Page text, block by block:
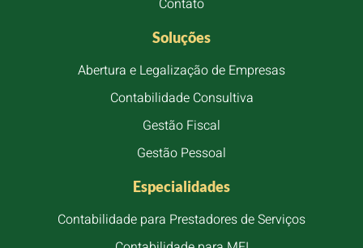
Contato
Soluções
Abertura e Legalização de Empresas
Contabilidade Consultiva
Gestão Fiscal
Gestão Pessoal
Especialidades
Contabilidade para Prestadores de Serviços